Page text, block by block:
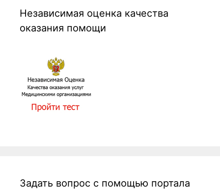
Независимая оценка качества
оказания помощи
Задать вопрос с помощью портала